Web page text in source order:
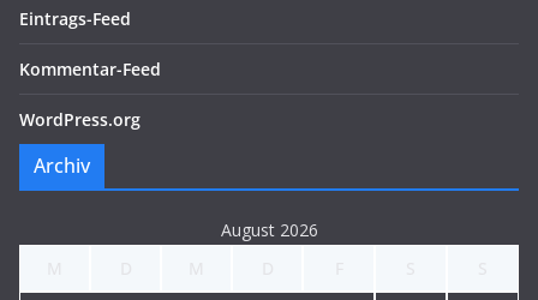
Eintrags-Feed
Kommentar-Feed
WordPress.org
Archiv
August 2026